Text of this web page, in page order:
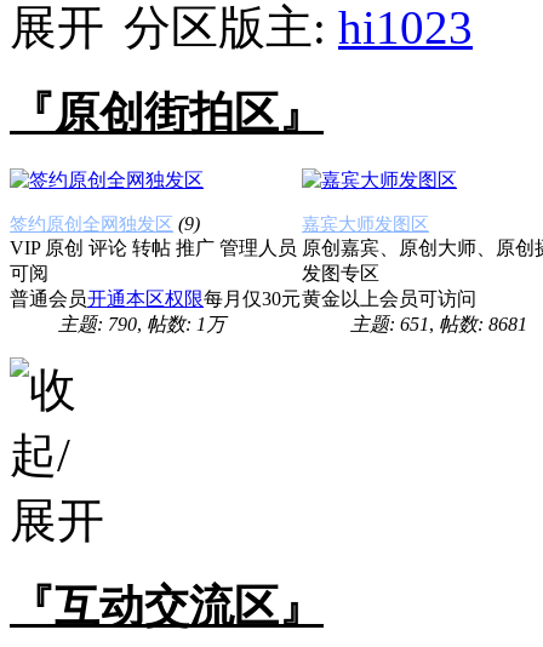
分区版主: hi1023
『原创街拍区』
签约原创全网独发区 (9)
VIP 原创 评论 转帖 推广 管理人员
可阅
普通会员开通本区权限每月仅30元
主题: 790, 帖数: 1万
嘉宾大师发图区
原创嘉宾、原创大师、原创
发图专区
黄金以上会员可访问
主题: 651, 帖数: 8681
『互动交流区』